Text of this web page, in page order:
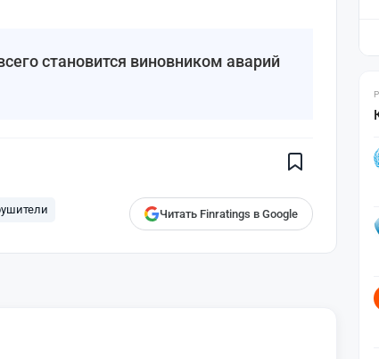
становится виновником аварий
Читать Finratings в Google